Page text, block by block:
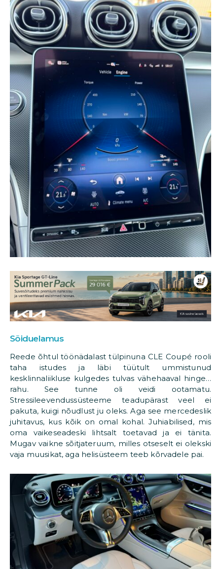
Sõiduelamus
Reede õhtul töönädalast tülpinuna CLE Coupé rooli
taha istudes ja läbi tüütult ummistunud
kesklinnaliikluse kulgedes tulvas vähehaaval hinge…
rahu. See tunne oli veidi ootamatu.
Stressileevendussüsteeme teadupärast veel ei
pakuta, kuigi nõudlust ju oleks. Aga see mercedeslik
juhitavus, kus kõik on omal kohal. Juhiabilised, mis
oma vaikeseadeski lihtsalt toetavad ja ei tänita.
Mugav vaikne sõitjateruum, milles otseselt ei olekski
vaja muusikat, aga helisüsteem teeb kõrvadele pai.